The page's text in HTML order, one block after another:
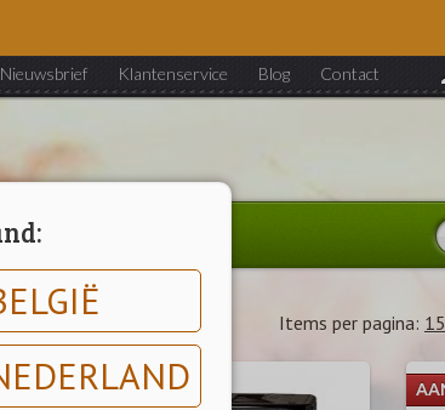
Nieuwsbrief Klantenservice Blog Contact
Items per pagina: 15